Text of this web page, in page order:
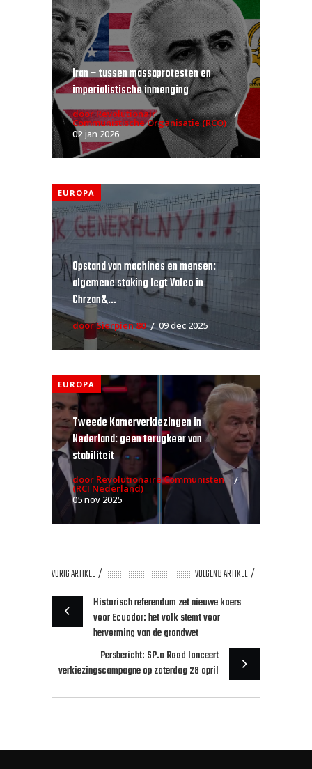
Iran – tussen massaprotesten en
imperialistische inmenging
door Revolutionair
Communistische Organisatie (RCO)
02 jan 2026
EUROPA
Opstand van machines en mensen:
algemene staking legt Valeo in
Chrzan&...
door Sierpien 80 09 dec 2025
EUROPA
Tweede Kamerverkiezingen in
Nederland: geen terugkeer van
stabiliteit
door Revolutionaire Communisten
(RCI Nederland)
05 nov 2025
VORIG ARTIKEL
VOLGEND ARTIKEL
Historisch referendum zet nieuwe koers
voor Ecuador: het volk stemt voor
hervorming van de grondwet
Persbericht: SP.a Rood lanceert
verkiezingscampagne op zaterdag 28 april